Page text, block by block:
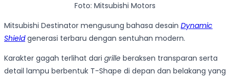
Foto: Mitsubishi Motors
Mitsubishi Destinator mengusung bahasa desain Dynamic
Shieldgenerasi terbaru dengan sentuhan modern.
Karakter gagah terlihat dari grille beraksen transparan serta
detail lampu berbentuk T-Shape di depan dan belakang yang